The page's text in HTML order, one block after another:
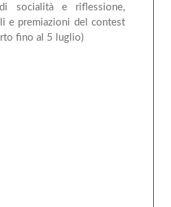
socialità e riflessione,
e premiazioni del contest
fino al 5 luglio)